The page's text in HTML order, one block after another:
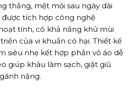
thẳng, mệt mỏi sau ngày dài
được tích hợp công nghệ
tính, có khả năng khử mùi
của vi khuẩn có hại. Thiết kế
siêu nhẹ kết hợp phần vỏ áo dễ
giúp khâu làm sạch, giặt giũ
nặng.